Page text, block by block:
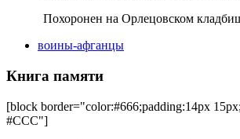
Похоронен на Орлецовском
воины-афганцы
Книга памяти
[block border="color:#666;padding:14px
#CCC"]